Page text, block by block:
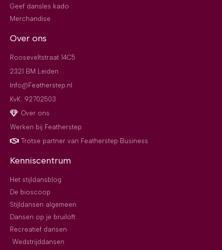
Geef dansles kado
Merchandise
Over ons
Rooseveltstraat 14C5
2321 BM Leiden
Info@Featherstep.nl
KvK: 92702503
Over ons
Werken bij Featherstep
Trotse partner van Featherstep Business
Kenniscentrum
Het stijldansblog
De bioscoop
Stijldansen algemeen
Dansen op je bruiloft
Recreatief dansen
Wedstrijddansen